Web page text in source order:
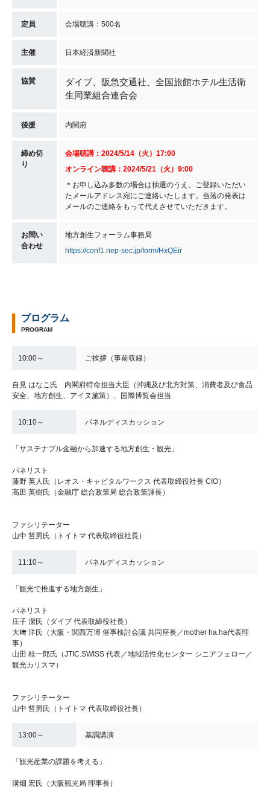
定員 会場聴講：500名
主催 日本経済新聞社
協賛
ダイブ、阪急交通社、全国旅館ホテル生活衛
生同業組合連合会
後援 内閣府
締め切
り
会場聴講：2024/5/14（火）17:00
オンライン聴講：2024/5/21（火）9:00
＊お申し込み多数の場合は抽選のうえ、ご登録いただい
たメールアドレス宛にご連絡いたします。当落の発表は
メールのご連絡をもって代えさせていただきます。
お問い
合わせ
地方創生フォーラム事務局
https://conf1.nep-sec.jp/form/HxQEir
プログラム
PROGRAM
10:00～ ご挨拶（事前収録）
自見 はなこ氏 内閣府特命担当大臣（沖縄及び北方対策、消費者及び食品
安全、地方創生、アイヌ施策）、国際博覧会担当
10:10～ パネルディスカッション
「サステナブル金融から加速する地方創生・観光」
パネリスト
藤野 英人氏（レオス・キャピタルワークス 代表取締役社長 CIO）
高田 英樹氏（金融庁 総合政策局 総合政策課長）
ファシリテーター
山中 哲男氏（トイトマ 代表取締役社長）
11:10～ パネルディスカッション
「観光で推進する地方創生」
パネリスト
庄子 潔氏（ダイブ 代表取締役社長）
大﨑 洋氏（大阪・関西万博 催事検討会議 共同座長／mother ha.ha代表理
事）
山田 桂一郎氏（JTIC.SWISS 代表／地域活性化センター シニアフェロー／
観光カリスマ）
ファシリテーター
山中 哲男氏（トイトマ 代表取締役社長）
13:00～ 基調講演
「観光産業の課題を考える」
溝畑 宏氏（大阪観光局 理事長）